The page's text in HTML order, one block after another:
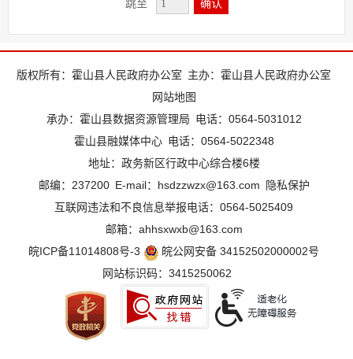
跳至 确认
版权所有：霍山县人民政府办公室 主办：霍山县人民政府办公室
网站地图
承办：霍山县数据资源管理局 电话：0564-5031012
霍山县融媒体中心 电话：0564-5022348
地址：政务新区行政中心综合楼6楼
邮编：237200 E-mail：hsdzzwzx@163.com
隐私保护
互联网违法和不良信息举报电话：0564-5025409
邮箱：ahhsxwxb@163.com
皖ICP备11014808号-3
皖公网安备 34152502000002号
网站标识码：3415250062